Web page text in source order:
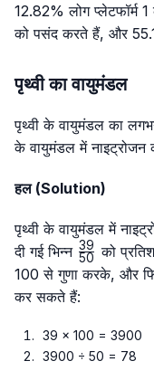
12.82% लोग प्लेटफॉर्म
को पसंद करते हैं, और
पृथ्वी का वायुमंडल
पृथ्वी के वायुमंडल का
के वायुमंडल में नाइट्रोजन
हल (Solution)
पृथ्वी के वायुमंडल में
दी गई भिन्न \frac{39}
{50}
50
39 को
100 से गुणा करके, और
कर सकते हैं:
39 × 100 = 3900
3900 ÷ 50 = 78